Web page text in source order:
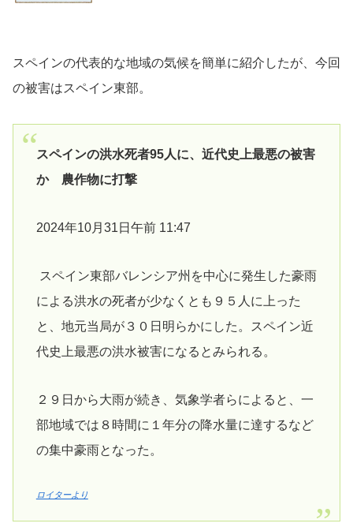
スペインの代表的な地域の気候を簡単に紹介したが、今回
の被害はスペイン東部。
スペインの洪水死者95人に、近代史上最悪の被害
か 農作物に打撃
2024年10月31日午前 11:47
スペイン東部バレンシア州を中心に発生した豪雨
による洪水の死者が少なくとも９５人に上った
と、地元当局が３０日明らかにした。スペイン近
代史上最悪の洪水被害になるとみられる。
２９日から大雨が続き、気象学者らによると、一
部地域では８時間に１年分の降水量に達するなど
の集中豪雨となった。
ロイターより